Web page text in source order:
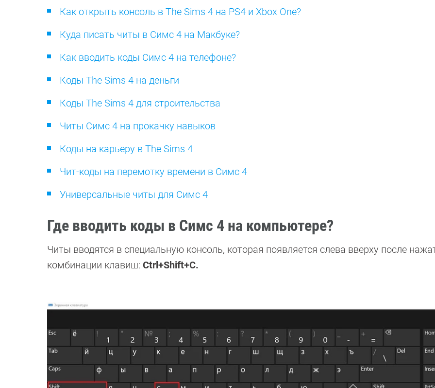
Как открыть консоль в The Sims 4 на PS4 и Xbox One?
Куда писать читы в Симс 4 на Макбуке?
Как вводить коды Симс 4 на телефоне?
Коды The Sims 4 на деньги
Коды The Sims 4 для строительства
Читы Симс 4 на прокачку навыков
Коды на карьеру в The Sims 4
Чит-коды на перемотку времени в Симс 4
Универсальные читы для Симс 4
Где вводить коды в Симс 4 на компьютере?
Читы вводятся в специальную консоль, которая появляется слева вверху после
комбинации клавиш: Ctrl+Shift+C.